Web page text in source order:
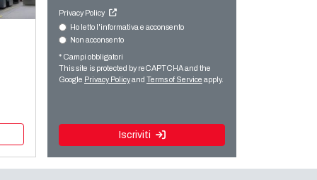
Privacy Policy
Ho letto l'informativa e acconsento
Non acconsento
* Campi obbligatori
This site is protected by reCAPTCHA and the
Google Privacy Policyand Terms of Service apply.
Iscriviti